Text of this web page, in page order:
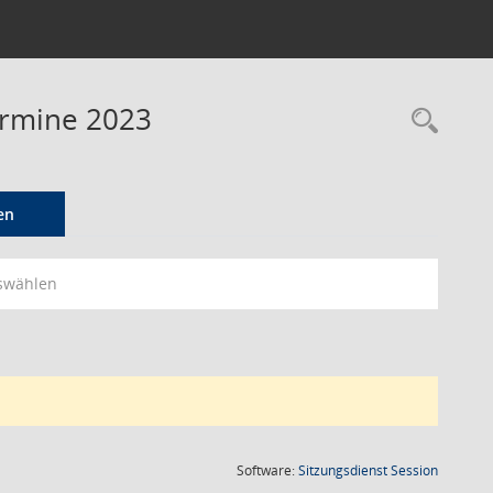
2023
Software:SitzungsdienstSession(Wird in